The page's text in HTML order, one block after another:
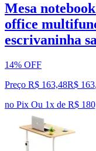
Mesa
office
escrivaninha
14% OFF
Preço R$ 163,48R$ 163,
no Pix Ou 1x de R$